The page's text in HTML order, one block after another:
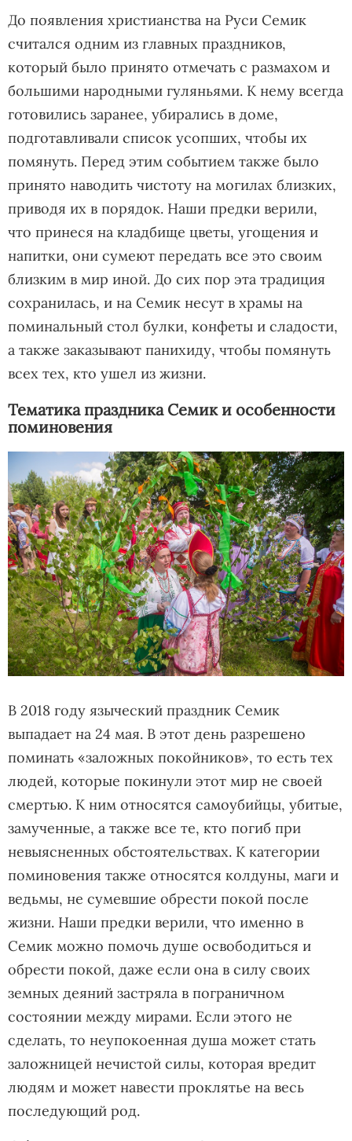
До появления христианства на Руси Семик
считался одним из главных праздников,
который было принято отмечать с размахом и
большими народными гуляньями. К нему всегда
готовились заранее, убирались в доме,
подготавливали список усопших, чтобы их
помянуть. Перед этим событием также было
принято наводить чистоту на могилах близких,
приводя их в порядок. Наши предки верили,
что принеся на кладбище цветы, угощения и
напитки, они сумеют передать все это своим
близким в мир иной. До сих пор эта традиция
сохранилась, и на Семик несут в храмы на
поминальный стол булки, конфеты и сладости,
а также заказывают панихиду, чтобы помянуть
всех тех, кто ушел из жизни.
Тематика праздника Семик и особенности
поминовения
В 2018 году языческий праздник Семик
выпадает на 24 мая. В этот день разрешено
поминать «заложных покойников», то есть тех
людей, которые покинули этот мир не своей
смертью. К ним относятся самоубийцы, убитые,
замученные, а также все те, кто погиб при
невыясненных обстоятельствах. К категории
поминовения также относятся колдуны, маги и
ведьмы, не сумевшие обрести покой после
жизни. Наши предки верили, что именно в
Семик можно помочь душе освободиться и
обрести покой, даже если она в силу своих
земных деяний застряла в пограничном
состоянии между мирами. Если этого не
сделать, то неупокоенная душа может стать
заложницей нечистой силы, которая вредит
людям и может навести проклятье на весь
последующий род.